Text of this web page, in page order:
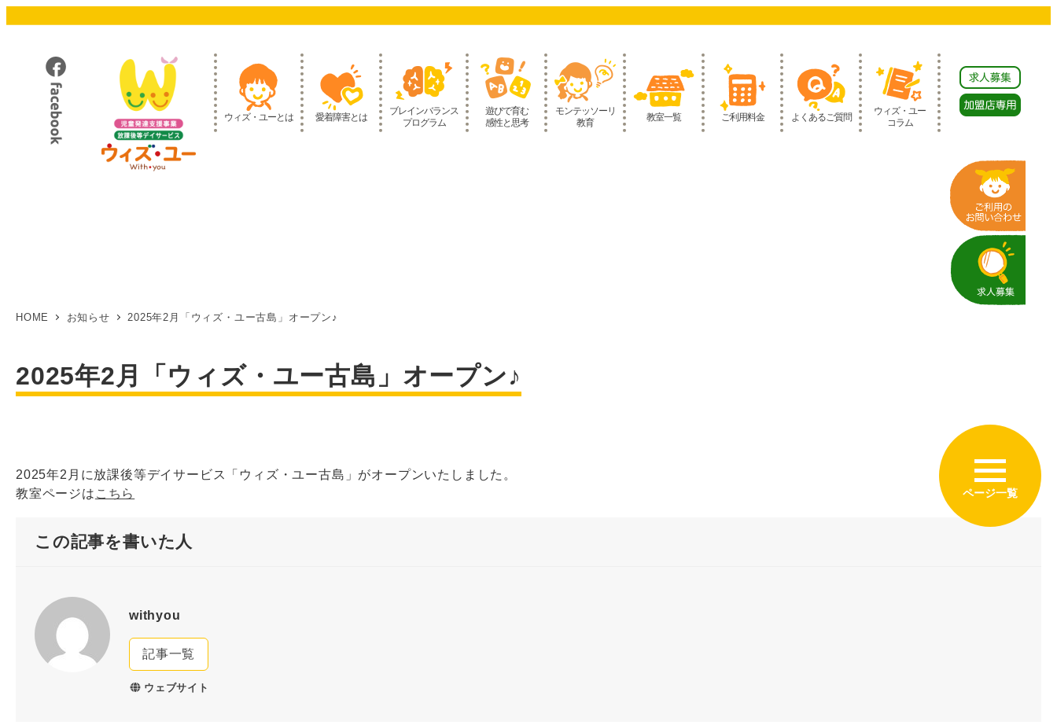
ウィズ・ユーとは 愛着障害とは
ブレインバランス
プログラム
遊びで育む
感性と思考
モンテッソーリ
教育
教室一覧 ご利用料金 よくあるご質問
ウィズ・ユー
コラム
HOME お知らせ 2025年2月「ウィズ・ユー古島」オープン♪
2025年2月「ウィズ・ユー古島」オープン♪
2025年2月に放課後等デイサービス「ウィズ・ユー古島」がオープンいたしました。
教室ページは こちら
この記事を書いた人
withyou
記事一覧
ウェブサイト